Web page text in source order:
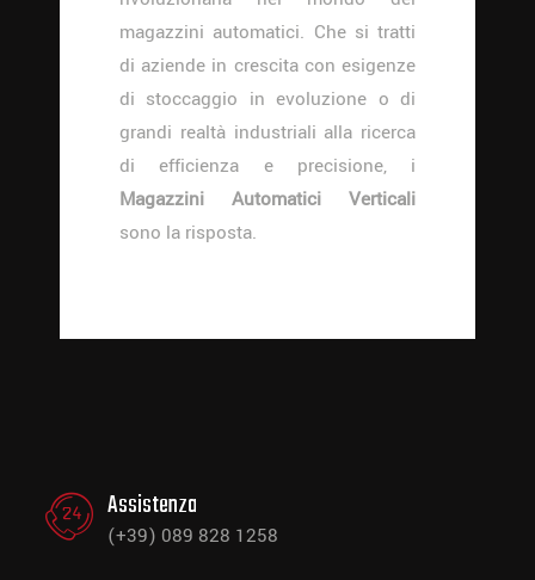
magazzini automatici. Che si tratti
di aziende in crescita con esigenze
di stoccaggio in evoluzione o di
grandi realtà industriali alla ricerca
di efficienza e precisione, i
Magazzini Automatici Verticali
sono la risposta.
Assistenza
(+39) 089 828 1258